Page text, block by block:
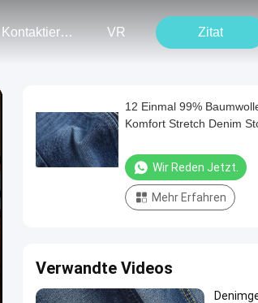
Kontaktieren Sie Uns VR Zitat
12 Einmal 99%
Komfort Stretch Denim
Wir Reden Jetzt.
Mehr Erfahren
Verwandte Videos